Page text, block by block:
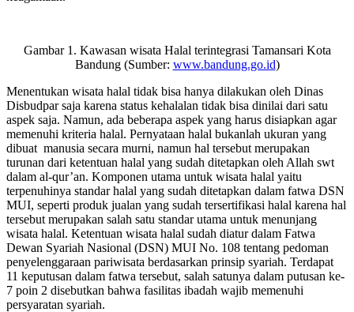
Gambar 1. Kawasan wisata Halal terintegrasi Tamansari Kota
Bandung (Sumber: www.bandung.go.id)
Menentukan wisata halal tidak bisa hanya dilakukan oleh Dinas
Disbudpar saja karena status kehalalan tidak bisa dinilai dari satu
aspek saja. Namun, ada beberapa aspek yang harus disiapkan agar
memenuhi kriteria halal. Pernyataan halal bukanlah ukuran yang
dibuat manusia secara murni, namun hal tersebut merupakan
turunan dari ketentuan halal yang sudah ditetapkan oleh Allah swt
dalam al-qur’an. Komponen utama untuk wisata halal yaitu
terpenuhinya standar halal yang sudah ditetapkan dalam fatwa DSN
MUI, seperti produk jualan yang sudah tersertifikasi halal karena hal
tersebut merupakan salah satu standar utama untuk menunjang
wisata halal. Ketentuan wisata halal sudah diatur dalam Fatwa
Dewan Syariah Nasional (DSN) MUI No. 108 tentang pedoman
penyelenggaraan pariwisata berdasarkan prinsip syariah. Terdapat
11 keputusan dalam fatwa tersebut, salah satunya dalam putusan ke-
7 poin 2 disebutkan bahwa fasilitas ibadah wajib memenuhi
persyaratan syariah.